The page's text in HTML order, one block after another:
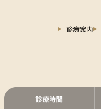
診療案内